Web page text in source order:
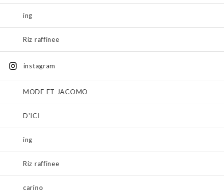
ing
Riz raffinee
instagram
MODE ET JACOMO
D'ICI
ing
Riz raffinee
carino